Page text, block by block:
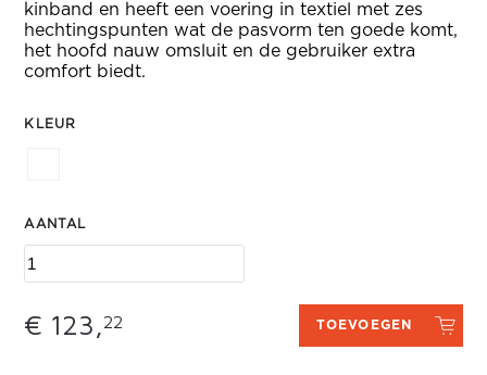
kinband en heeft een voering in textiel met zes
hechtingspunten wat de pasvorm ten goede komt,
het hoofd nauw omsluit en de gebruiker extra
comfort biedt.
KLEUR
AANTAL
€ 123,22 TOEVOEGEN